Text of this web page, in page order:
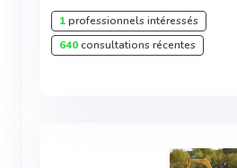
1professionnels intéressés
640consultations récentes